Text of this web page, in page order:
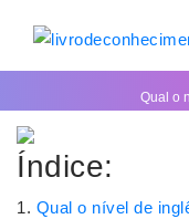
Qual o
Índice:
Qual o nível de